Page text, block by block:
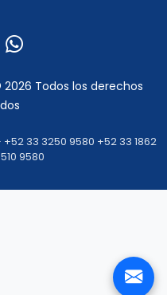
+52 33 1862